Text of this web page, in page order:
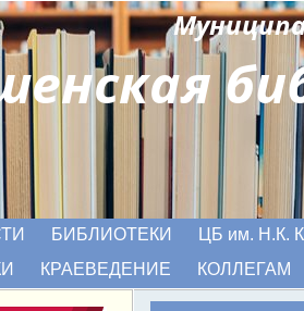
БИБЛИОТЕКИ
ЦБ им. Н.К.
КРАЕВЕДЕНИЕ КОЛЛЕГАМ